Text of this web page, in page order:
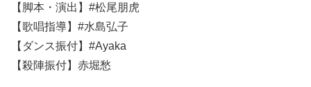
【脚本・演出】#松尾朋虎
【歌唱指導】#水島弘子
【ダンス振付】#Ayaka
【殺陣振付】赤堀愁